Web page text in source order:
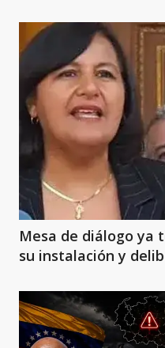
Mesa de diálogo ya
su instalación y